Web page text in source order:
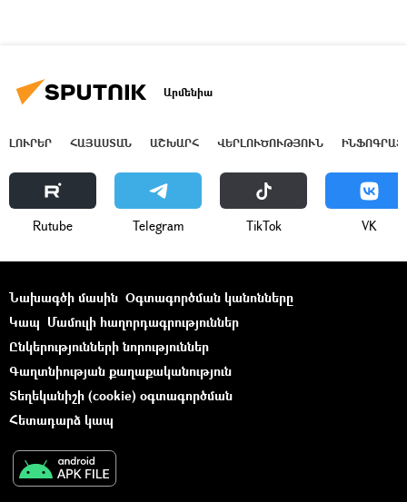
Արմենիա
ԼՈՒՐԵՐ ՀԱՅԱՍՏԱՆ ԱՇԽԱՐՀ ՎԵՐԼՈՒԾՈՒԹՅՈՒՆ
Rutube Telegram ТikТоk VK
Նախագծի մասին Օգտագործման կանոնները
Կապ Մամուլի հաղորդագրություններ
Ընկերությունների նորություններ
Գաղտնիության քաղաքականություն
Տեղեկանիշի (cookie) օգտագործման
Հետադարձ կապ